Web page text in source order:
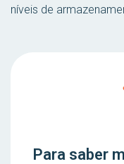
níveis de
Para saber